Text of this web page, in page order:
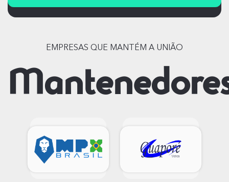
EMPRESAS QUE MANTÉM A UNIÃO